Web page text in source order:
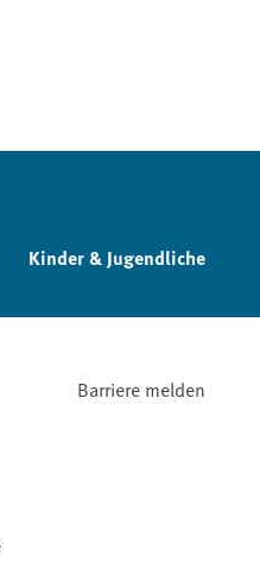
Kinder & Jugendliche
Barriere melden